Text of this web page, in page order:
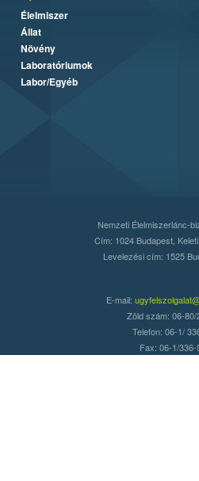
Élelmiszer
Állat
Növény
Laboratóriumok
Labor/Egyéb
Nemzeti Élelmiszerlánc-
Cím: 1024 Budapest,
Levelezési cím: 1525
E-mail:
Zöld szám: 06-80/
Telefon: 06-1/
Fax: 06-1/336-